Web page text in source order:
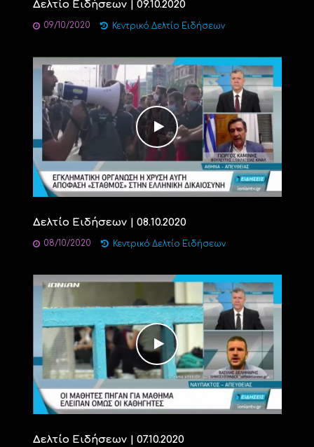
Δελτίο Ειδήσεων | 09.10.2020
09/10/2020 Κεντρικό Δελτίο Ειδήσεων
Δελτίο Ειδήσεων | 08.10.2020
08/10/2020 Κεντρικό Δελτίο Ειδήσεων
Δελτίο Ειδήσεων | 07.10.2020